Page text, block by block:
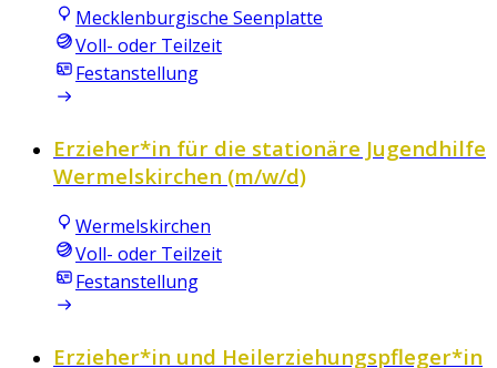
Mecklenburgische Seenplatte
Voll- oder Teilzeit
Festanstellung
Erzieher*in für die stationäre Jugendhilfe
Wermelskirchen (m/w/d)
Wermelskirchen
Voll- oder Teilzeit
Festanstellung
Erzieher*in und Heilerziehungspfleger*in